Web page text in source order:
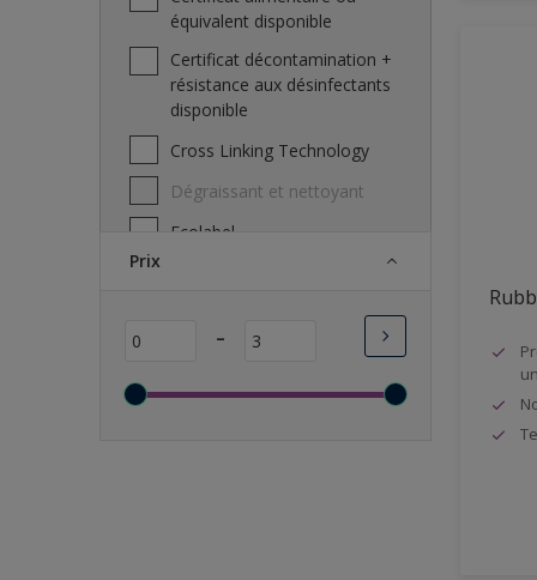
Pierreux
Plafonds
Plafonnage
Plaques de plâtre, Gyproc
Plaster
Plastique
Sols
équivalent disponible
Certificat décontamination +
résistance aux désinfectants
disponible
Cross Linking Technology
Dégraissant et nettoyant
Ecolabel
Prix
-